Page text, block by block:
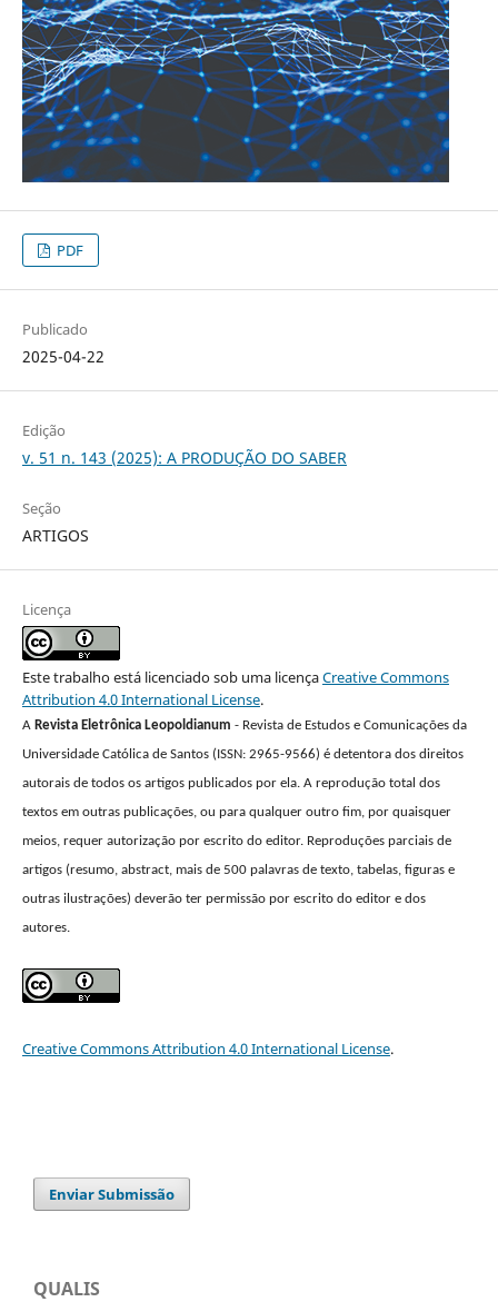
PDF
Publicado
2025-04-22
Edição
v. 51 n. 143 (2025): A PRODUÇÃO DO SABER
Seção
ARTIGOS
Licença
Este trabalho está licenciado sob uma licençaCreative Commons
Attribution 4.0 International License.
A Revista Eletrônica Leopoldianum - Revista de Estudos e Comunicações da
Universidade Católica de Santos (ISSN: 2965-9566) é detentora dos direitos
autorais de todos os artigos publicados por ela. A reprodução total dos
textos em outras publicações, ou para qualquer outro fim, por quaisquer
meios, requer autorização por escrito do editor. Reproduções parciais de
artigos (resumo, abstract, mais de 500 palavras de texto, tabelas, figuras e
outras ilustrações) deverão ter permissão por escrito do editor e dos
autores.
Creative Commons Attribution 4.0 International License.
Enviar Submissão
QUALIS